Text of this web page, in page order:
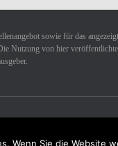
sowie für das
Nutzung von hier
Wenn Sie die Website